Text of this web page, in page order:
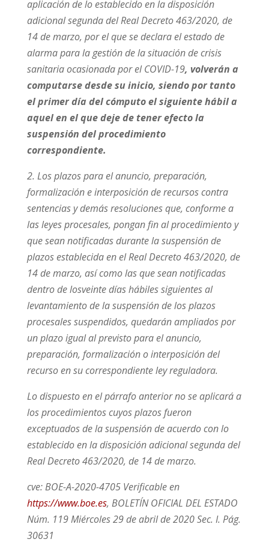
aplicación de lo establecido en la disposición
adicional segunda del Real Decreto 463/2020, de
14 de marzo, por el que se declara el estado de
alarma para la gestión de la situación de crisis
sanitaria ocasionada por el COVID-19, volverán a
computarse desde su inicio, siendo por tanto
el primer día del cómputo el siguiente hábil a
aquel en el que deje de tener efecto la
suspensión del procedimiento
correspondiente.
2. Los plazos para el anuncio, preparación,
formalización e interposición de recursos contra
sentencias y demás resoluciones que, conforme a
las leyes procesales, pongan fin al procedimiento y
que sean notificadas durante la suspensión de
plazos establecida en el Real Decreto 463/2020, de
14 de marzo, así como las que sean notificadas
dentro de losveinte días hábiles siguientes al
levantamiento de la suspensión de los plazos
procesales suspendidos, quedarán ampliados por
un plazo igual al previsto para el anuncio,
preparación, formalización o interposición del
recurso en su correspondiente ley reguladora.
Lo dispuesto en el párrafo anterior no se aplicará a
los procedimientos cuyos plazos fueron
exceptuados de la suspensión de acuerdo con lo
establecido en la disposición adicional segunda del
Real Decreto 463/2020, de 14 de marzo.
cve: BOE-A-2020-4705 Verificable en
https://www.boe.es, BOLETÍN OFICIAL DEL ESTADO
Núm. 119 Miércoles 29 de abril de 2020 Sec. I. Pág.
30631